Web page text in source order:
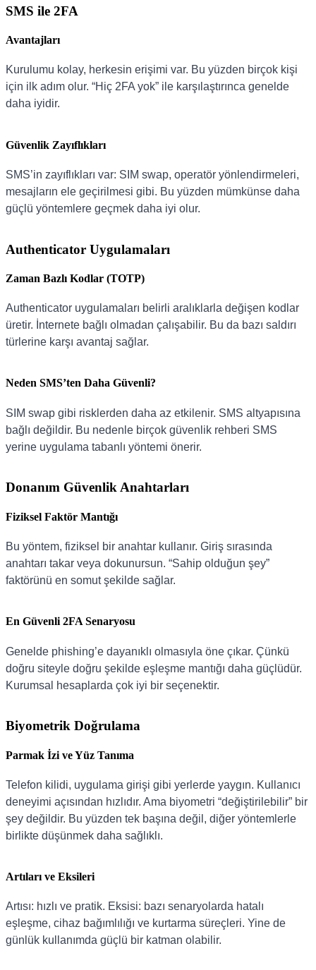
SMS ile 2FA
Avantajları
Kurulumu kolay, herkesin erişimi var. Bu yüzden birçok kişi
için ilk adım olur. “Hiç 2FA yok” ile karşılaştırınca genelde
daha iyidir.
Güvenlik Zayıflıkları
SMS’in zayıflıkları var: SIM swap, operatör yönlendirmeleri,
mesajların ele geçirilmesi gibi. Bu yüzden mümkünse daha
güçlü yöntemlere geçmek daha iyi olur.
Authenticator Uygulamaları
Zaman Bazlı Kodlar (TOTP)
Authenticator uygulamaları belirli aralıklarla değişen kodlar
üretir. İnternete bağlı olmadan çalışabilir. Bu da bazı saldırı
türlerine karşı avantaj sağlar.
Neden SMS’ten Daha Güvenli?
SIM swap gibi risklerden daha az etkilenir. SMS altyapısına
bağlı değildir. Bu nedenle birçok güvenlik rehberi SMS
yerine uygulama tabanlı yöntemi önerir.
Donanım Güvenlik Anahtarları
Fiziksel Faktör Mantığı
Bu yöntem, fiziksel bir anahtar kullanır. Giriş sırasında
anahtarı takar veya dokunursun. “Sahip olduğun şey”
faktörünü en somut şekilde sağlar.
En Güvenli 2FA Senaryosu
Genelde phishing’e dayanıklı olmasıyla öne çıkar. Çünkü
doğru siteyle doğru şekilde eşleşme mantığı daha güçlüdür.
Kurumsal hesaplarda çok iyi bir seçenektir.
Biyometrik Doğrulama
Parmak İzi ve Yüz Tanıma
Telefon kilidi, uygulama girişi gibi yerlerde yaygın. Kullanıcı
deneyimi açısından hızlıdır. Ama biyometri “değiştirilebilir” bir
şey değildir. Bu yüzden tek başına değil, diğer yöntemlerle
birlikte düşünmek daha sağlıklı.
Artıları ve Eksileri
Artısı: hızlı ve pratik. Eksisi: bazı senaryolarda hatalı
eşleşme, cihaz bağımlılığı ve kurtarma süreçleri. Yine de
günlük kullanımda güçlü bir katman olabilir.